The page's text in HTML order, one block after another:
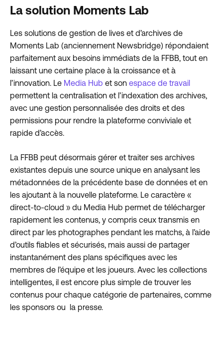
La solution Moments Lab
Les solutions de gestion de lives et d’archives de
Moments Lab (anciennement Newsbridge) répondaient
parfaitement aux besoins immédiats de la FFBB, tout en
laissant une certaine place à la croissance et à
l’innovation. Le Media Hub et son espace de travail
permettent la centralisation et l’indexation des archives,
avec une gestion personnalisée des droits et des
permissions pour rendre la plateforme conviviale et
rapide d’accès.
La FFBB peut désormais gérer et traiter ses archives
existantes depuis une source unique en analysant les
métadonnées de la précédente base de données et en
les ajoutant à la nouvelle plateforme. Le caractère «
direct-to-cloud » du Media Hub permet de télécharger
rapidement les contenus, y compris ceux transmis en
direct par les photographes pendant les matchs, à l’aide
d’outils fiables et sécurisés, mais aussi de partager
instantanément des plans spécifiques avec les
membres de l’équipe et les joueurs. Avec les collections
intelligentes, il est encore plus simple de trouver les
contenus pour chaque catégorie de partenaires, comme
les sponsors ou la presse.